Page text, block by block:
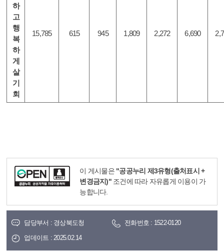
하
고
행
복
하
게
살
기
회
15,785 615 945 1,809 2,272 6,690
이 게시물은 "공공누리 제3유형(출처표시 +
변경금지)"조건에 따라 자유롭게 이용이 가
능합니다.
담당부서 : 경상북도청
전화번호 : 1522-0120
업데이트 : 2025.02.14